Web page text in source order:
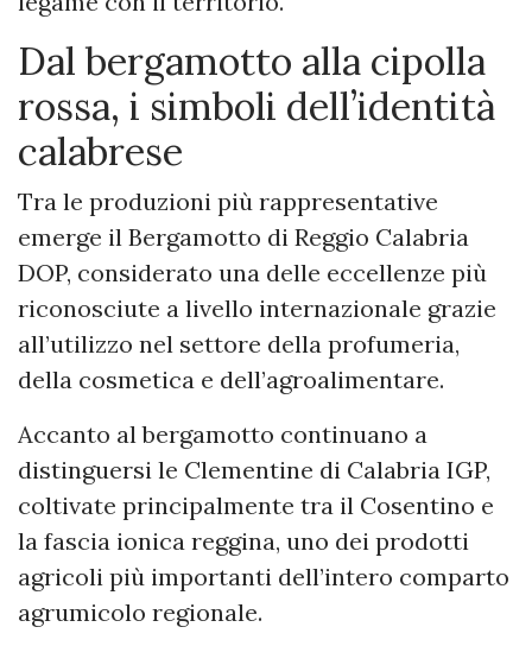
Dal bergamotto alla cipolla
rossa, i simboli dell’identità
calabrese
Tra le produzioni più rappresentative
emerge il Bergamotto di Reggio Calabria
DOP, considerato una delle eccellenze più
riconosciute a livello internazionale grazie
all’utilizzo nel settore della profumeria,
della cosmetica e dell’agroalimentare.
Accanto al bergamotto continuano a
distinguersi le Clementine di Calabria IGP,
coltivate principalmente tra il Cosentino e
la fascia ionica reggina, uno dei prodotti
agricoli più importanti dell’intero comparto
agrumicolo regionale.